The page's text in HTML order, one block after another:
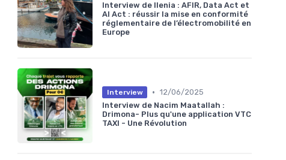
Interview de Ilenia : AFIR, Data Act et
AI Act : réussir la mise en conformité
réglementaire de l’électromobilité en
Europe
Interview • 12/06/2025
Interview de Nacim Maatallah :
Drimona- Plus qu'une application VTC
TAXI - Une Révolution